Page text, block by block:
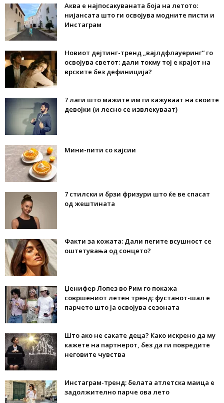
Аква е најпосакуваната боја на летото:
нијансата што ги освојува модните писти и
Инстаграм
Новиот дејтинг-тренд „вајлдфлауеринг“ го
освојува светот: дали токму тој е крајот на
врските без дефиниција?
7 лаги што мажите им ги кажуваат на своите
девојки (и лесно се извлекуваат)
Мини-пити со кајсии
7 стилски и брзи фризури што ќе ве спасат
од жештината
Факти за кожата: Дали пегите всушност се
оштетувања од сонцето?
Џенифер Лопез во Рим го покажа
совршениот летен тренд: фустанот-шал е
парчето што ја освојува сезоната
Што ако не сакате деца? Како искрено да му
кажете на партнерот, без да ги повредите
неговите чувства
Инстаграм-тренд: белата атлетска маица е
задолжително парче ова лето